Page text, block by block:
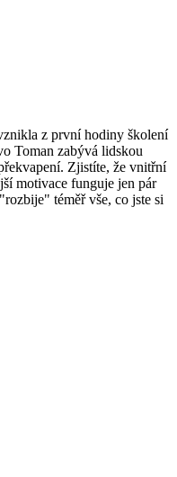
z první hodiny školení
Toman zabývá lidskou
Zjistíte, že vnitřní
motivace funguje jen pár
téměř vše, co jste si